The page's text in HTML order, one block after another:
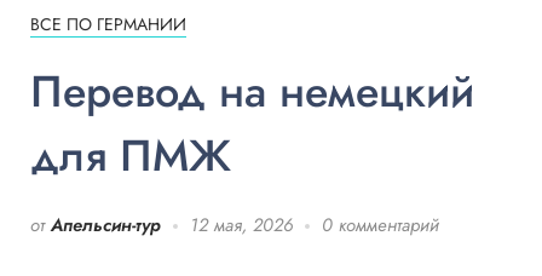
ВСЕ ПО ГЕРМАНИИ
Перевод на немецкий
для ПМЖ
от Апельсин-тур 12 мая, 2026 0 комментарий